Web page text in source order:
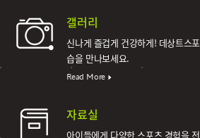
갤러리
신나게 즐겁게 건강하게! 데상트스
습을 만나보세요.
Read More
자료실
아이들에게 다양한 스포츠 경험을